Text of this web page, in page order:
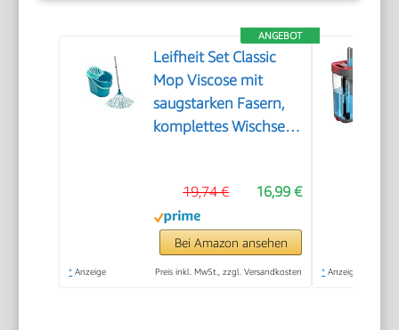
ANGEBOT
Leifheit Set Classic
Mop Viscose mit
saugstarken Fasern,
komplettes Wischset
flexiblen Viskose-
Mopkopf-Streifen
16,99 €
19,74 €
Bei Amazon ansehen
* Anzeige Preis inkl. MwSt., zzgl. Versandkosten * Anzeige